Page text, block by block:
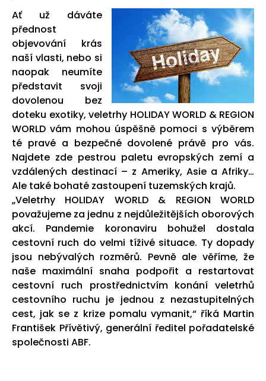
Ať už dáváte
přednost
objevování krás
naší vlasti, nebo si
naopak neumíte
představit svoji
dovolenou bez
doteku exotiky, veletrhy HOLIDAY WORLD & REGION
WORLD vám mohou úspěšně pomoci s výběrem
té pravé a bezpečné dovolené právě pro vás.
Najdete zde pestrou paletu evropských zemí a
vzdálených destinací – z Ameriky, Asie a Afriky…
Ale také bohaté zastoupení tuzemských krajů.
„Veletrhy HOLIDAY WORLD & REGION WORLD
považujeme za jednu z nejdůležitějších oborových
akcí. Pandemie koronaviru bohužel dostala
cestovní ruch do velmi tíživé situace. Ty dopady
jsou nebývalých rozměrů. Pevně ale věříme, že
naše maximální snaha podpořit a restartovat
cestovní ruch prostřednictvím konání veletrhů
cestovního ruchu je jednou z nezastupitelných
cest, jak se z krize pomalu vymanit,“ říká Martin
František Přívětivý, generální ředitel pořadatelské
společnosti ABF.